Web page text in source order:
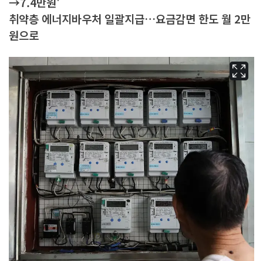
취약층 에너지바우처 일괄지급…요금감면 한도 월 2만
원으로